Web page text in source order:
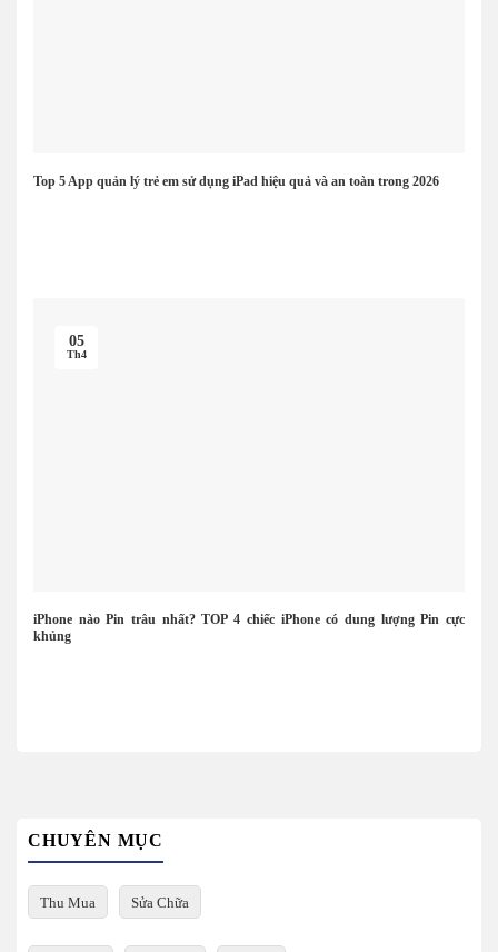
Top 5 App quản lý trẻ em sử dụng iPad hiệu quả và an toàn trong 2026
iPhone nào Pin trâu nhất? TOP 4 chiếc iPhone có dung lượng Pin cực
khủng
05
Th4
CHUYÊN MỤC
Thu Mua Sửa Chữa